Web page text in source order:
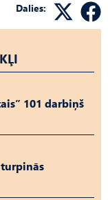
Dalies:
101 darbiņš